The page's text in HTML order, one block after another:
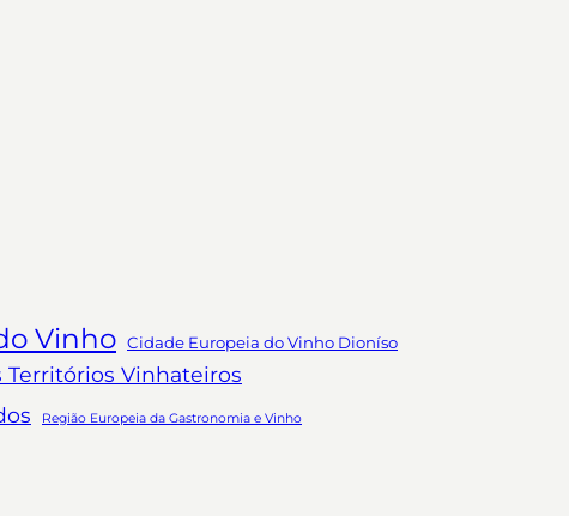
Vinho Cidade Europeia do Vinho Dioníso
Territórios Vinhateiros
Região Europeia da Gastronomia e Vinho